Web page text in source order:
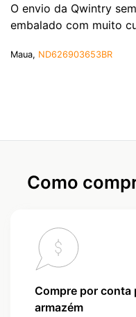
O envio da Qwintry
embalado com muito
Maua, ND626903653BR
Como
Compre por conta
armazém